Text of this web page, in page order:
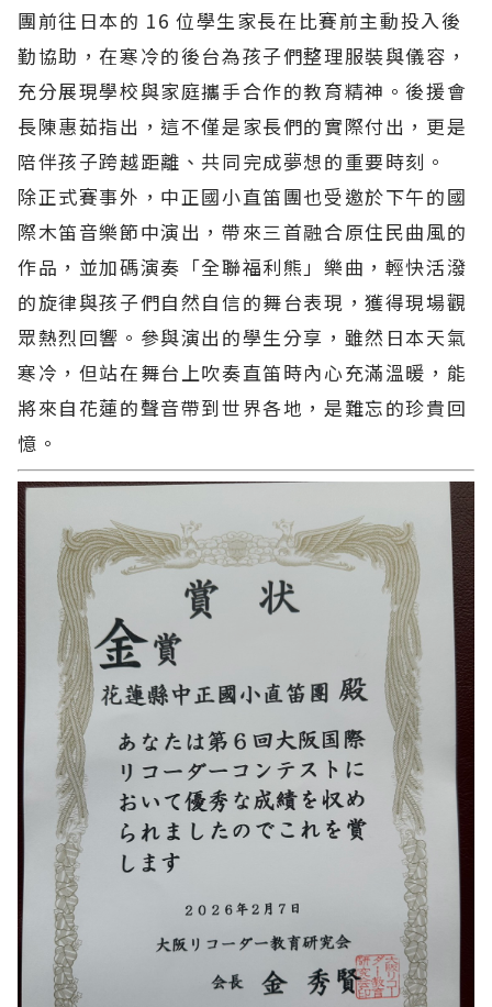
團前往日本的 16 位學生家長在比賽前主動投入後
勤協助，在寒冷的後台為孩子們整理服裝與儀容，
充分展現學校與家庭攜手合作的教育精神。後援會
長陳惠茹指出，這不僅是家長們的實際付出，更是
陪伴孩子跨越距離、共同完成夢想的重要時刻。
除正式賽事外，中正國小直笛團也受邀於下午的國
際木笛音樂節中演出，帶來三首融合原住民曲風的
作品，並加碼演奏「全聯福利熊」樂曲，輕快活潑
的旋律與孩子們自然自信的舞台表現，獲得現場觀
眾熱烈回響。參與演出的學生分享，雖然日本天氣
寒冷，但站在舞台上吹奏直笛時內心充滿溫暖，能
將來自花蓮的聲音帶到世界各地，是難忘的珍貴回
憶。